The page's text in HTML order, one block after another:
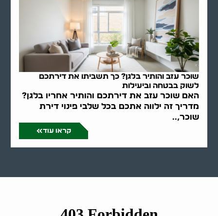
שוכר עזב והותיר בלגן? כך תשביתו את דירתכם
לשוק בבטחה וביעילות
האם שוכר עזב את דירתכם והותיר אחריו בלגן?
מדריך זה ילווה אתכם בכל שלבי פינוי דירת
שוכר,..
קראו עוד